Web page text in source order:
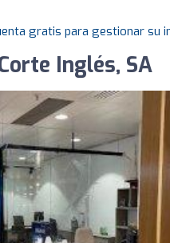
gratis para gestionar su
Inglés, SA